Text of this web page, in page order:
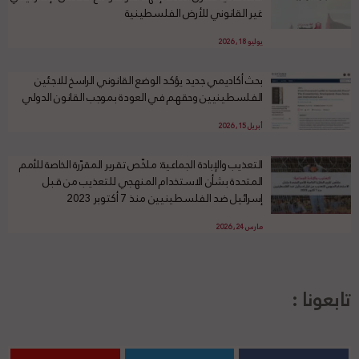
غير القانوني للأرض الفلسطينية
يوليو 18, 2026
بحث أكاديمي جديد يؤكد الوضع القانوني الراسخ للاجئين
الفلسطينيين وحقهم في العودة بموجب القانون الدولي
أبريل 15, 2026
التعذيب والإبادة الجماعية: ملخّص تقرير المقرّرة الخاصة للأمم
المتحدة بشأن الاستخدام المنهجي للتعذيب من قبل
إسرائيل ضد الفلسطينيين منذ 7 أكتوبر 2023
مارس 24, 2026
تابعونا :